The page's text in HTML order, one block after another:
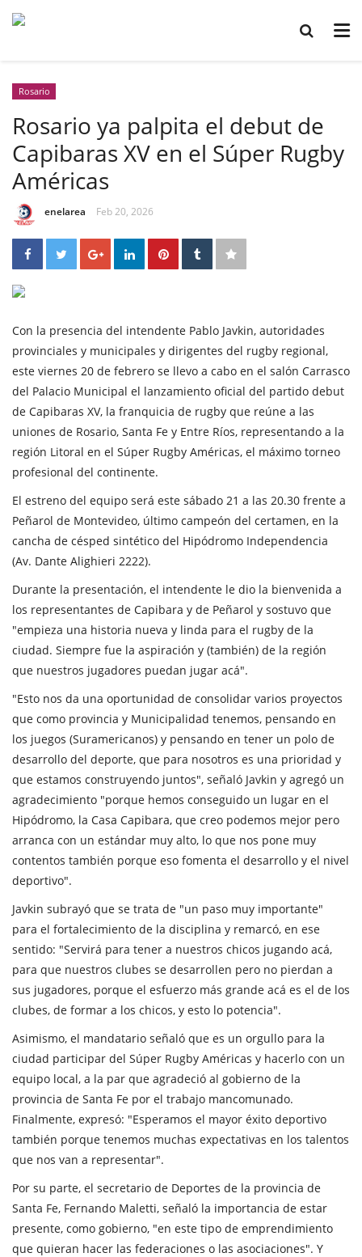
Rosario
Rosario ya palpita el debut de
Capibaras XV en el Súper Rugby
Américas
enelarea Feb 20, 2026
Con la presencia del intendente Pablo Javkin, autoridades
provinciales y municipales y dirigentes del rugby regional,
este viernes 20 de febrero se llevo a cabo en el salón Carrasco
del Palacio Municipal el lanzamiento oficial del partido debut
de Capibaras XV, la franquicia de rugby que reúne a las
uniones de Rosario, Santa Fe y Entre Ríos, representando a la
región Litoral en el Súper Rugby Américas, el máximo torneo
profesional del continente.
El estreno del equipo será este sábado 21 a las 20.30 frente a
Peñarol de Montevideo, último campeón del certamen, en la
cancha de césped sintético del Hipódromo Independencia
(Av. Dante Alighieri 2222).
Durante la presentación, el intendente le dio la bienvenida a
los representantes de Capibara y de Peñarol y sostuvo que
"empieza una historia nueva y linda para el rugby de la
ciudad. Siempre fue la aspiración y (también) de la región
que nuestros jugadores puedan jugar acá".
"Esto nos da una oportunidad de consolidar varios proyectos
que como provincia y Municipalidad tenemos, pensando en
los juegos (Suramericanos) y pensando en tener un polo de
desarrollo del deporte, que para nosotros es una prioridad y
que estamos construyendo juntos", señaló Javkin y agregó un
agradecimiento "porque hemos conseguido un lugar en el
Hipódromo, la Casa Capibara, que creo podemos mejor pero
arranca con un estándar muy alto, lo que nos pone muy
contentos también porque eso fomenta el desarrollo y el nivel
deportivo".
Javkin subrayó que se trata de "un paso muy importante"
para el fortalecimiento de la disciplina y remarcó, en ese
sentido: "Servirá para tener a nuestros chicos jugando acá,
para que nuestros clubes se desarrollen pero no pierdan a
sus jugadores, porque el esfuerzo más grande acá es el de los
clubes, de formar a los chicos, y esto lo potencia".
Asimismo, el mandatario señaló que es un orgullo para la
ciudad participar del Súper Rugby Américas y hacerlo con un
equipo local, a la par que agradeció al gobierno de la
provincia de Santa Fe por el trabajo mancomunado.
Finalmente, expresó: "Esperamos el mayor éxito deportivo
también porque tenemos muchas expectativas en los talentos
que nos van a representar".
Por su parte, el secretario de Deportes de la provincia de
Santa Fe, Fernando Maletti, señaló la importancia de estar
presente, como gobierno, "en este tipo de emprendimiento
que quieran hacer las federaciones o las asociaciones". Y